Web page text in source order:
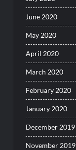
June 2020
May 2020
April 2020
March 2020
February 2020
January 2020
December 2019
November 2019